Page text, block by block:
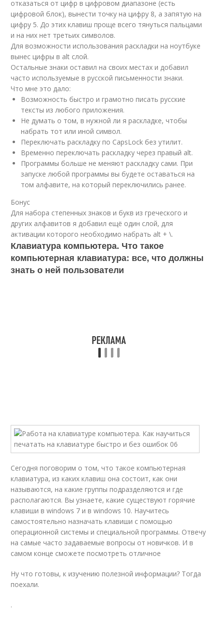
отказаться от цифр в цифровом диапазоне (есть
цифровой блок), вынести точку на цифру 8, а запятую на
цифру 5. До этих клавиш проще всего тянуться пальцами
и на них нет третьих символов.
Для возможности использования раскладки на ноутбуке
вынес цифры в alt слой.
Остальные знаки оставил на своих местах и добавил
часто используемые в русской письменности знаки.
Что мне это дало:
Возможность быстро и грамотно писать русские
тексты из любого приложения.
Не думать о том, в нужной ли я раскладке, чтобы
набрать тот или иной символ.
Переключать раскладку по CapsLock без утилит.
Временно переключать раскладку через правый alt.
Программы больше не меняют раскладку сами. При
запуске любой программы вы будете оставаться на
том алфавите, на который переключились ранее.
Бонус
Для набора степенных знаков и букв из греческого и
других алфавитов я добавил ещё один слой, для
активации которого необходимо набрать alt + \.
Клавиатура компьютера. Что такое
компьютерная клавиатура: все, что должны
знать о ней пользователи
Сегодня поговорим о том, что такое компьютерная
клавиатура, из каких клавиш она состоит, как они
называются, на какие группы подразделяются и где
располагаются. Вы узнаете, какие существуют горячие
клавиши в windows 7 и в windows 10. Научитесь
самостоятельно назначать клавиши с помощью
операционной системы и специальной программы. Отвечу
на самые часто задаваемые вопросы от новичков. И в
самом конце сможете посмотреть отличное
Ну что готовы, к изучению полезной информации? Тогда
поехали.
.